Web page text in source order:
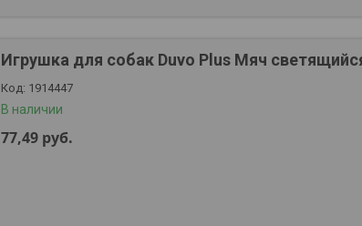
Игрушка для собак Duvo Plus Мяч
1914447
В наличии
77,49 руб.